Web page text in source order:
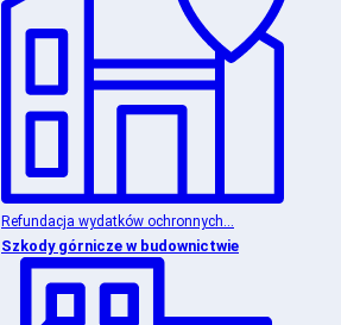
Refundacja wydatków ochronnych...
Szkody górnicze w budownictwie